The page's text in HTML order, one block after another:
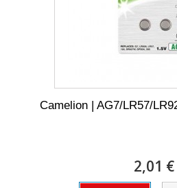
Camelion | AG7/LR57/
2,01 €